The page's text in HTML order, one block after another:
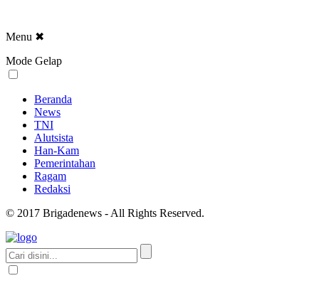
Menu ✖
Mode Gelap
Beranda
News
TNI
Alutsista
Han-Kam
Pemerintahan
Ragam
Redaksi
© 2017 Brigadenews - All Rights Reserved.